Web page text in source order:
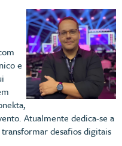
e
Atualmente dedica-se a
desafios digitais